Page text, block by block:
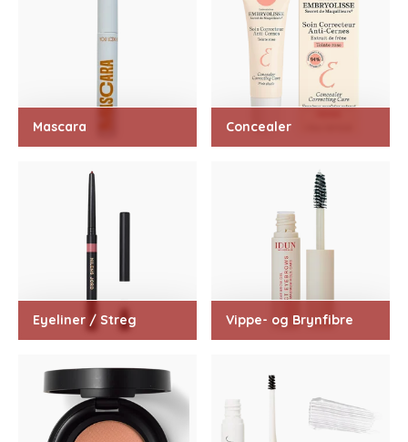
Mascara Concealer
Eyeliner / Streg Vippe- og Brynfibre